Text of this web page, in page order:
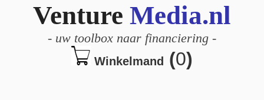
Venture Media.nl
- uw toolbox naar financiering -
Winkelmand (0)